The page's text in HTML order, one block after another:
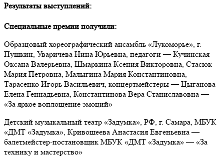
Результаты выступлений:
Специальные премии получили:
Образцовый хореографический ансамбль «Лукоморье», г.
Пушкин, Уваричева Нина Юрьевна, педагоги — Кучинская
Оксана Валерьевна, Шмаркина Ксения Викторовна, Стасюк
Мария Петровна, Малыгина Мария Константиновна,
Тарасенко Игорь Васильевич, концертмейстеры — Цыганова
Елена Геннадьевна, Константинова Вера Станиславовна —
«За яркое воплощение эмоций»
Детский музыкальный театр «Задумка», РФ, г. Самара, МБУК
«ДМТ «Задумка», Кривошеева Анастасия Евгеньевна —
балетмейстер-постановщик МБУК «ДМТ «Задумка» — «За
технику и мастерство»